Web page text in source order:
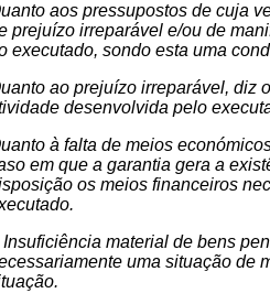
aos pressupostos de cuja
prejuízo irreparável e/ou de
executado, sondo esta uma
ao prejuízo irreparável, diz
desenvolvida pelo
à falta de meios
em que a garantia gera a
os meios financeiros
Insuficiência material de bens
uma situação de